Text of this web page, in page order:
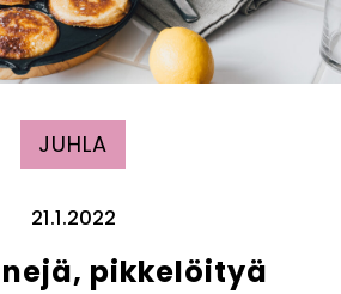
JUHLA
21.1.2022
pikkelöityä